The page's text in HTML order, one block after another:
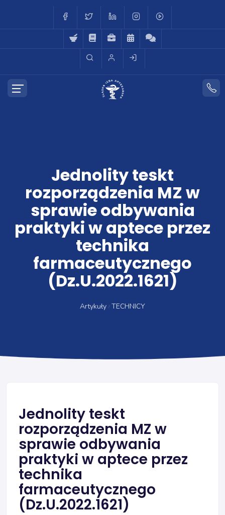
Jednolity teskt
rozporządzenia MZ w
sprawie odbywania
praktyki w aptece przez
technika
farmaceutycznego
(Dz.U.2022.1621)
Artykuły TECHNICY
Jednolity teskt
rozporządzenia MZ w
sprawie odbywania
praktyki w aptece przez
technika
farmaceutycznego
(Dz.U.2022.1621)